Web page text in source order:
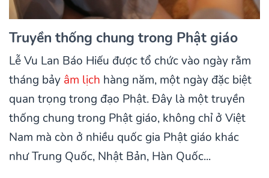
Truyền thống chung trong Phật giáo
Lễ Vu Lan Báo Hiếu được tổ chức vào ngày rằm
tháng bảy âm lịch hàng năm, một ngày đặc biệt
quan trọng trong đạo Phật. Đây là một truyền
thống chung trong Phật giáo, không chỉ ở Việt
Nam mà còn ở nhiều quốc gia Phật giáo khác
như Trung Quốc, Nhật Bản, Hàn Quốc...